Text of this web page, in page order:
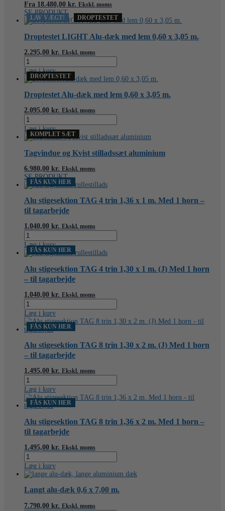
Fra 18.480,00 kr. Ekskl. moms
SE PRODUKT
LAV VÆGT! DROPTESTET
Droptestet LIGHT Alu-dæk med lem 0,60 x 3,05 m.
2.295,00 kr. Ekskl. moms
Droptestet
LIGHT
Alu-
dæk
med
lem
0,60
x
3,05
m.
antal
Læg i kurv
DROPTESTET
Droptestet Alu-dæk med lem 0,60 x 3,05 m.
2.095,00 kr. Ekskl. moms
Droptestet
Alu-
dæk
med
lem
0,60
x
3,05
m.
antal
Læg i kurv
KOMPLET SÆT
Tagvindue og Kvist stilladssæt aluminium
6.980,00 kr. Ekskl. moms
SE PRODUKT
FÅS KUN HER
Alu stigesektion TAG 4 trin 1,36 x 1 m. Med 1 horn –
til tagarbejde
1.040,00 kr. Ekskl. moms
Alu
stigesektion
TAG
4
trin
1,36
x
1
m.
Med
1
horn
-
tagarbejde
antal
Læg i kurv
FÅS KUN HER
Alu stigesektion TAG 4 trin 1,30 x 1 m. (J) Med 1 horn
– til tagarbejde
1.040,00 kr. Ekskl. moms
Alu
stigesektion
TAG
4
trin
1,30
x
1
m.
(J)
Med
1
horn
-
tagarbejde
antal
Læg i kurv
FÅS KUN HER
Alu stigesektion TAG 8 trin 1,30 x 2 m. (J) Med 1 horn
– til tagarbejde
1.495,00 kr. Ekskl. moms
Alu
stigesektion
TAG
8
trin
1,30
x
2
m.
(J)
Med
1
horn
til
antal
Læg i kurv
FÅS KUN HER
Alu stigesektion TAG 8 trin 1,36 x 2 m. Med 1 horn –
til tagarbejde
1.495,00 kr. Ekskl. moms
Alu
stigesektion
TAG
8
trin
1,36
x
Læg i kurv
Langt alu-dæk 0,6 x 7,00 m.
7.790,00 kr. Ekskl. moms